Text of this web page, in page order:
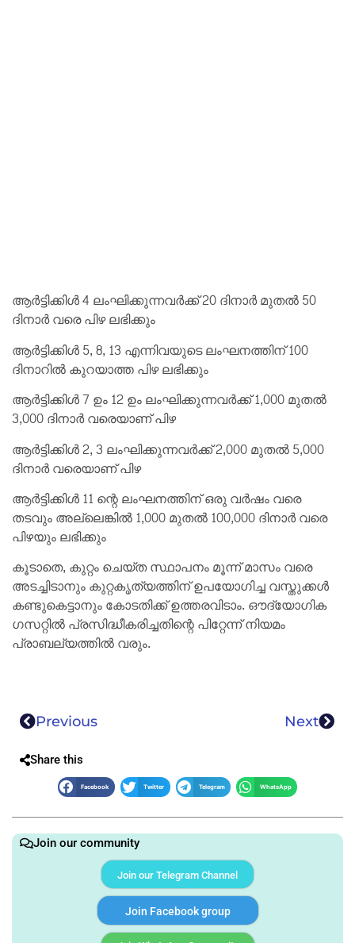
ആര്‍ട്ടിക്കിള്‍ 4 ലംഘിക്കുന്നവര്‍ക്ക് 20 ദിനാര്‍ മുതല്‍ 50
ദിനാര്‍ വരെ പിഴ ലഭിക്കും
ആര്‍ട്ടിക്കിള്‍ 5, 8, 13 എന്നിവയുടെ ലംഘനത്തിന് 100
ദിനാറില്‍ കുറയാത്ത പിഴ ലഭിക്കും
ആര്‍ട്ടിക്കിള്‍ 7 ഉം 12 ഉം ലംഘിക്കുന്നവര്‍ക്ക് 1,000 മുതല്‍
3,000 ദിനാര്‍ വരെയാണ് പിഴ
ആര്‍ട്ടിക്കിള്‍ 2, 3 ലംഘിക്കുന്നവര്‍ക്ക് 2,000 മുതല്‍ 5,000
ദിനാര്‍ വരെയാണ് പിഴ
ആര്‍ട്ടിക്കിള്‍ 11 ന്റെ ലംഘനത്തിന് ഒരു വര്‍ഷം വരെ
തടവും അല്ലെങ്കില്‍ 1,000 മുതല്‍ 100,000 ദിനാര്‍ വരെ
പിഴയും ലഭിക്കും
കൂടാതെ, കുറ്റം ചെയ്ത സ്ഥാപനം മൂന്ന് മാസം വരെ
അടച്ചിടാനും കുറ്റകൃത്യത്തിന് ഉപയോഗിച്ച വസ്തുക്കള്‍
കണ്ടുകെട്ടാനും കോടതിക്ക് ഉത്തരവിടാം. ഔദ്യോഗിക
ഗസറ്റില്‍ പ്രസിദ്ധീകരിച്ചതിന്റെ പിറ്റേന്ന് നിയമം
പ്രാബല്യത്തില്‍ വരും.
Previous Next
Share this
Facebook Twitter Telegram WhatsApp
Join our community
Join our Telegram Channel
Join Facebook group